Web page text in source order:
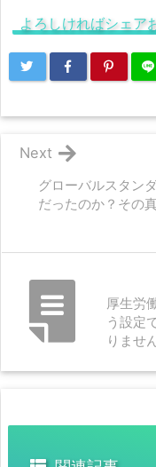
よろしければシェア
グローバルスタン
だったのか？その
Next
厚生労
う設定
りませ